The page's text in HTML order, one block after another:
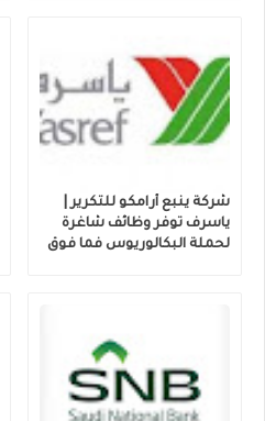
شركة ينبع أرامكو للتكرير |
ياسرف توفر وظائف شاغرة
لحملة البكالوريوس فما فوق